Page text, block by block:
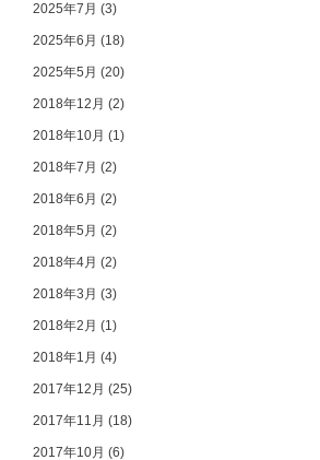
2025年7月 (3)
2025年6月 (18)
2025年5月 (20)
2018年12月 (2)
2018年10月 (1)
2018年7月 (2)
2018年6月 (2)
2018年5月 (2)
2018年4月 (2)
2018年3月 (3)
2018年2月 (1)
2018年1月 (4)
2017年12月 (25)
2017年11月 (18)
2017年10月 (6)